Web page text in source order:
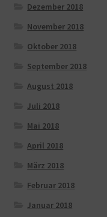
Dezember 2018
November 2018
Oktober 2018
September 2018
August 2018
Juli 2018
Mai 2018
April 2018
März 2018
Februar 2018
Januar 2018